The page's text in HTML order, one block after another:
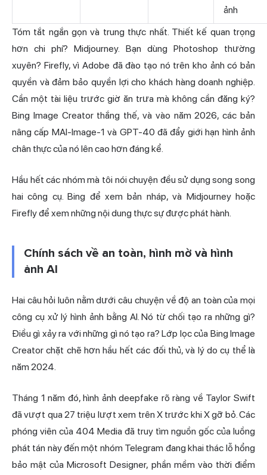
ảnh
Tóm tắt ngắn gọn và trung thực nhất. Thiết kế quan trọng
hơn chi phí? Midjourney. Bạn dùng Photoshop thường
xuyên? Firefly, vì Adobe đã đào tạo nó trên kho ảnh có bản
quyền và đảm bảo quyền lợi cho khách hàng doanh nghiệp.
Cần một tài liệu trước giờ ăn trưa mà không cần đăng ký?
Bing Image Creator thắng thế, và vào năm 2026, các bản
nâng cấp MAI-Image-1 và GPT-40 đã đẩy giới hạn hình ảnh
chân thực của nó lên cao hơn đáng kể.
Hầu hết các nhóm mà tôi nói chuyện đều sử dụng song song
hai công cụ. Bing để xem bản nháp, và Midjourney hoặc
Firefly để xem những nội dung thực sự được phát hành.
Chính sách về an toàn, hình mờ và hình
ảnh AI
Hai câu hỏi luôn nằm dưới câu chuyện về độ an toàn của mọi
công cụ xử lý hình ảnh bằng AI. Nó từ chối tạo ra những gì?
Điều gì xảy ra với những gì nó tạo ra? Lớp lọc của Bing Image
Creator chặt chẽ hơn hầu hết các đối thủ, và lý do cụ thể là
năm 2024.
Tháng 1 năm đó, hình ảnh deepfake rõ ràng về Taylor Swift
đã vượt qua 27 triệu lượt xem trên X trước khi X gỡ bỏ. Các
phóng viên của 404 Media đã truy tìm nguồn gốc của luồng
phát tán này đến một nhóm Telegram đang khai thác lỗ hổng
bảo mật của Microsoft Designer, phần mềm vào thời điểm